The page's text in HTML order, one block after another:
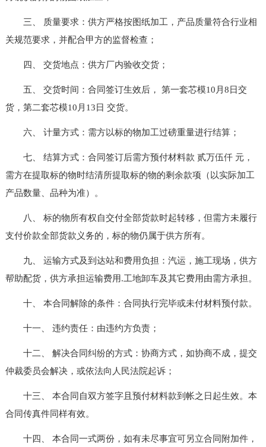
三、 质量要求：供方严格按图纸加工，产品质量符合行业相
关规范要求，并配合甲方的监督检查；
四、 交货地点：供方厂内验收交货；
五、 交货时间：合同签订生效后， 第一套芯模10月8日交
货，第二套芯模10月13日 交货。
六、 计量方式：需方以标的物加工过磅重量进行结算；
七、 结算方式：合同签订后需方预付材料款 贰万伍仟 元，
需方在提取标的物时结清所提取标的物的剩余款项（以实际加工
产品数量、品种为准）。
八、 标的物所有权自交付全部货款时起转移，但需方未履行
支付价款全部货款义务的，标的物仍属于供方所有。
九、 运输方式及到达站和费用负担：汽运，施工现场，供方
帮助配货，供方承担运输费用.工地卸车及其它费用由需方承担。
十、 本合同解除的条件：合同执行完毕或未付材料预付款。
十一、 违约责任：由违约方负责；
十二、 解决合同纠纷的方式：协商方式，如协商不成，提交
仲裁委员会解决，或依法向人民法院起诉；
十三、 本合同自双方签字且预付材料款到帐之日起生效。本
合同传真件同样有效。
十四、 本合同一式两份，如有未尽事宜可另立合同附加件，